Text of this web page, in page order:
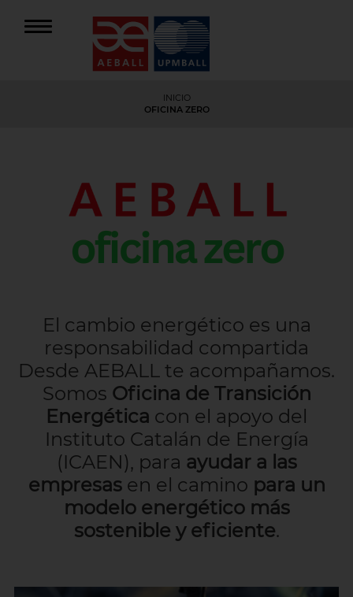
INICIO
OFICINA ZERO
El cambio energético es una
responsabilidad compartida
Desde AEBALL te acompañamos.
Somos Oficina de Transición
Energética con el apoyo del
Instituto Catalán de Energía
(ICAEN), para ayudar a las
empresasen el camino para un
modelo energético más
sostenible y eficiente.